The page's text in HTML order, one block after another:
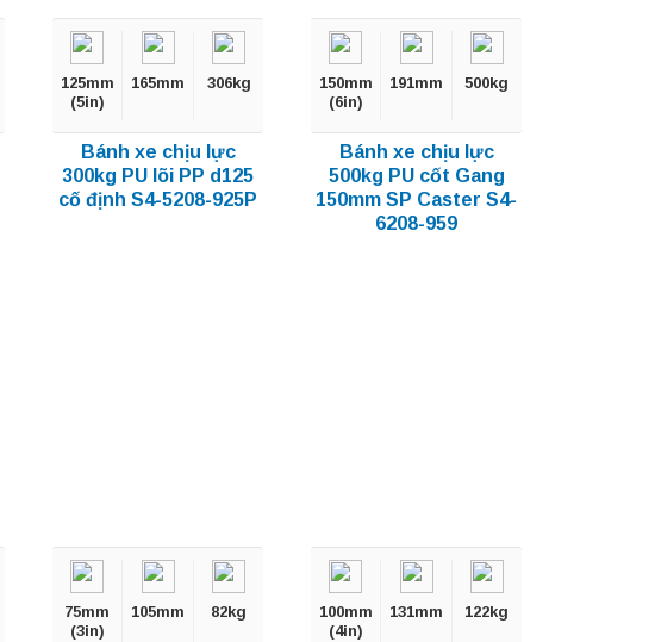
125mm
(5in)
165mm 306kg
Bánh xe chịu lực
300kg PU lõi PP d125
cố định S4-5208-925P
150mm
(6in)
191mm 500kg
Bánh xe chịu lực
500kg PU cốt Gang
150mm SP Caster S4-
6208-959
75mm
(3in)
105mm 82kg
100mm
(4in)
131mm 122kg